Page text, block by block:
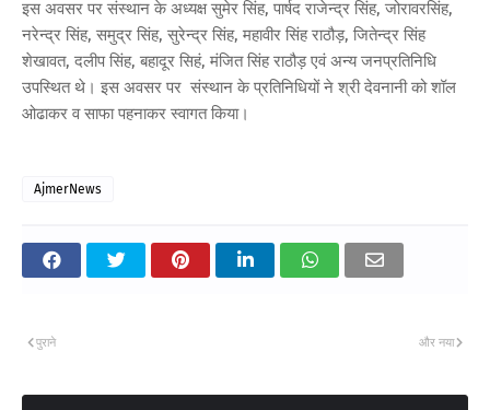
इस अवसर पर संस्थान के अध्यक्ष सुमेर सिंह, पार्षद राजेन्द्र सिंह, जोरावरसिंह,
नरेन्द्र सिंह, समुद्र सिंह, सुरेन्द्र सिंह, महावीर सिंह राठौड़, जितेन्द्र सिंह
शेखावत, दलीप सिंह, बहादूर सिहं, मंजित सिंह राठौड़ एवं अन्य जनप्रतिनिधि
उपस्थित थे। इस अवसर पर संस्थान के प्रतिनिधियों ने श्री देवनानी को शॉल
ओढाकर व साफा पहनाकर स्वागत किया।
AjmerNews
और नया
पुराने